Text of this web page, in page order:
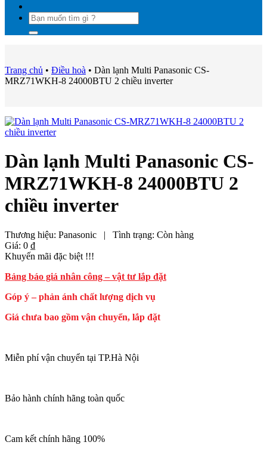
Tìm
kiếm:
Trang chủ • Điều hoà • Dàn lạnh Multi Panasonic CS-
MRZ71WKH-8 24000BTU 2 chiều inverter
Dàn lạnh Multi Panasonic CS-
MRZ71WKH-8 24000BTU 2
chiều inverter
Thương hiệu: Panasonic | Tình trạng: Còn hàng
Giá: 0 ₫
Khuyến mãi đặc biệt !!!
Bảng báo giá nhân công – vật tư lắp đặt
Góp ý – phản ánh chất lượng dịch vụ
Giá chưa bao gồm vận chuyển, lắp đặt
Miễn phí vận chuyển tại TP.Hà Nội
Bảo hành chính hãng toàn quốc
Cam kết chính hãng 100%